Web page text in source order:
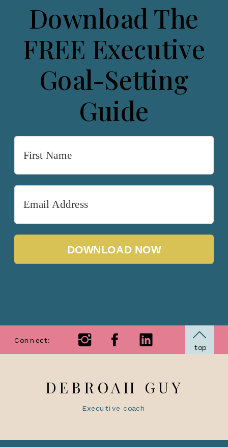
DOWNLOAD NOW
Download The
FREE Executive
Goal-Setting
Guide
DEBROAH GUY
Executive coach
Connect:
top